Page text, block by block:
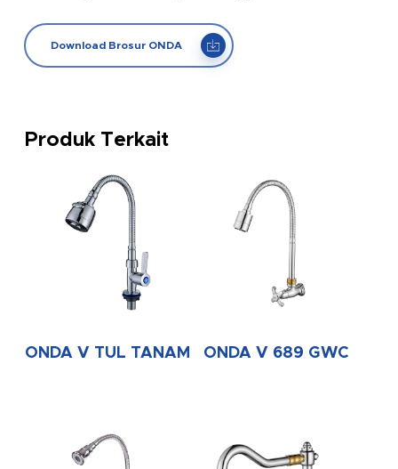
Download Brosur ONDA
Produk Terkait
ONDA V TUL TANAM ONDA V 689 GWC